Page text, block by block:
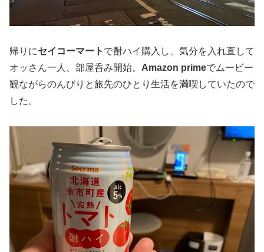
帰りにセイコーマート で酎ハイ購入し、気分を入れ直して
オッさん一人、部屋呑み開始。 Amazon primeでムービー
観ながらのんびりと旅先のひとり生活を満喫していたので
した。